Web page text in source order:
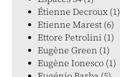
Étienne Decroux (1)
Etienne Marest (6)
Ettore Petrolini (1)
Eugène Green (1)
Eugène Ionesco (1)